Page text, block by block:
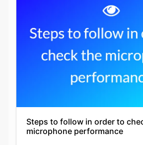
Steps to follow in order to
microphone performance